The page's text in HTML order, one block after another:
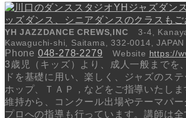
YH JAZZDANCE CREWS,INC
3-4,
Kawaguchi-shi, Saitama, 332-0014, JAPAN
Phone 048-278-2279 Website https://
3歳児（キッズ）より、成人一般までを
ドを基礎に用い、楽しく、ジャズのス
ホップ、ＴＡＰ，などをご指導いたし
維持から、コンクール出場やテーマパ
プロへの指導も行っています。講師は全